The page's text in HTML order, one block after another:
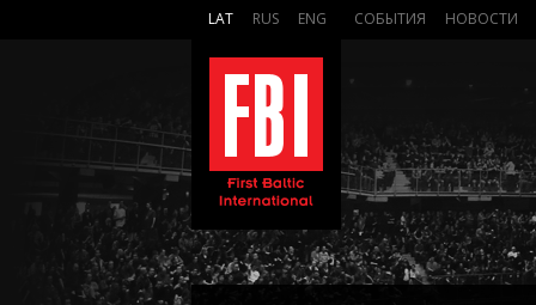
LAT RUS ENG СОБЫТИЯ НОВОСТИ